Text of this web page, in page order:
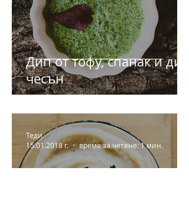
Дип от тофу, спанак и див
чесън
Теди
15.01.2018 г.
време за четене: 1 мин.